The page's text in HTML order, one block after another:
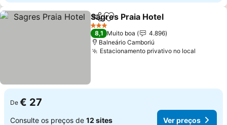
PartilharAdicionar aos favoritos
Sagres Praia Hotel
3 Estrelas
8,1 Muito boa
4.896
Balneário Camboriú
Estacionamento privativo no local
De € 27
Consulte os preços de 12 sites Ver preços